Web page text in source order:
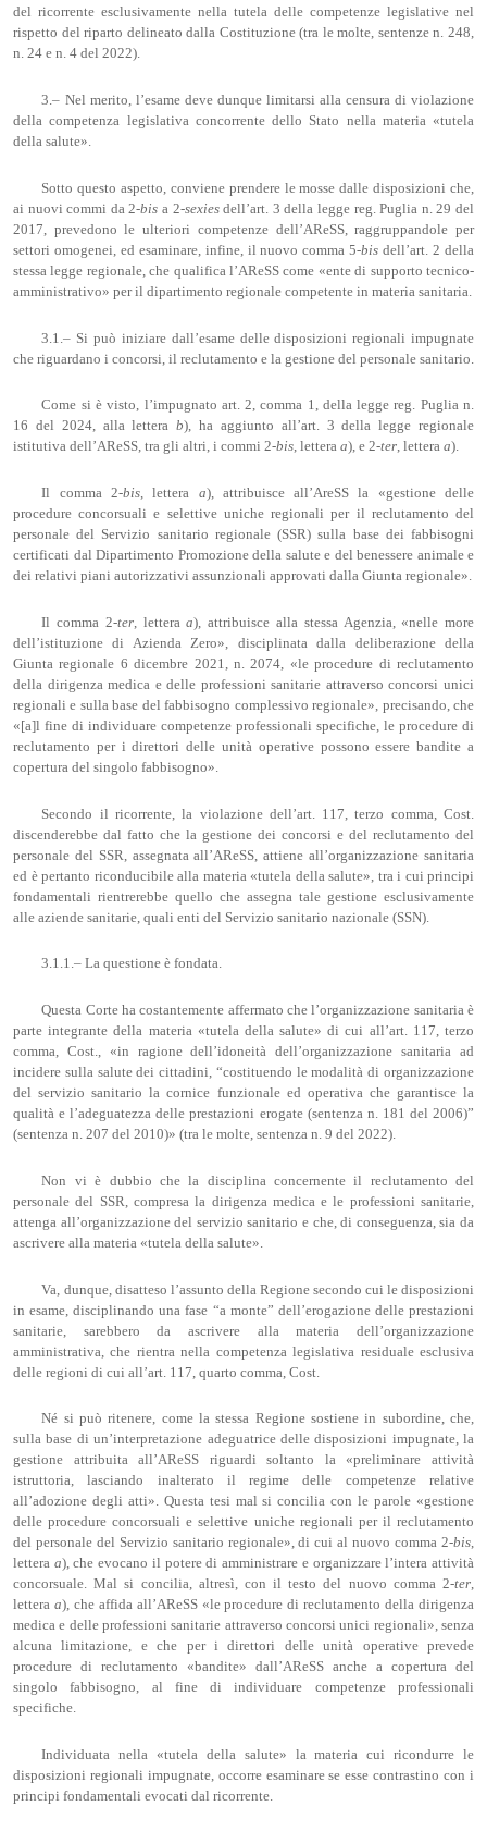
del ricorrente esclusivamente nella tutela delle competenze legislative nel
rispetto del riparto delineato dalla Costituzione (tra le molte, sentenze n. 248,
n. 24 e n. 4 del 2022).
3.– Nel merito, l’esame deve dunque limitarsi alla censura di violazione
della competenza legislativa concorrente dello Stato nella materia «tutela
della salute».
Sotto questo aspetto, conviene prendere le mosse dalle disposizioni che,
ai nuovi commi da 2-bisa 2-sexiesdell’art. 3 della legge reg. Puglia n. 29 del
2017, prevedono le ulteriori competenze dell’AReSS, raggruppandole per
settori omogenei, ed esaminare, infine, il nuovo comma 5-bisdell’art. 2 della
stessa legge regionale, che qualifica l’AReSS come «ente di supporto tecnico-
amministrativo» per il dipartimento regionale competente in materia sanitaria.
3.1.– Si può iniziare dall’esame delle disposizioni regionali impugnate
che riguardano i concorsi, il reclutamento e la gestione del personale sanitario.
Come si è visto, l’impugnato art. 2, comma 1, della legge reg. Puglia n.
16 del 2024, alla letterab), ha aggiunto all’art. 3 della legge regionale
istitutiva dell’AReSS, tra gli altri, i commi 2-bis, lettera a), e 2-ter, lettera a).
Il comma 2-bis, lettera a), attribuisce all’AreSS la «gestione delle
procedure concorsuali e selettive uniche regionali per il reclutamento del
personale del Servizio sanitario regionale (SSR) sulla base dei fabbisogni
certificati dal Dipartimento Promozione della salute e del benessere animale e
dei relativi piani autorizzativi assunzionali approvati dalla Giunta regionale».
Il comma 2-ter, letteraa), attribuisce alla stessa Agenzia, «nelle more
dell’istituzione di Azienda Zero», disciplinata dalla deliberazione della
Giunta regionale 6 dicembre 2021, n. 2074, «le procedure di reclutamento
della dirigenza medica e delle professioni sanitarie attraverso concorsi unici
regionali e sulla base del fabbisogno complessivo regionale», precisando, che
«[a]l fine di individuare competenze professionali specifiche, le procedure di
reclutamento per i direttori delle unità operative possono essere bandite a
copertura del singolo fabbisogno».
Secondo il ricorrente, la violazione dell’art. 117, terzo comma, Cost.
discenderebbe dal fatto che la gestione dei concorsi e del reclutamento del
personale del SSR, assegnata all’AReSS, attiene all’organizzazione sanitaria
ed è pertanto riconducibile alla materia «tutela della salute», tra i cui principi
fondamentali rientrerebbe quello che assegna tale gestione esclusivamente
alle aziende sanitarie, quali enti del Servizio sanitario nazionale (SSN).
3.1.1.– La questione è fondata.
Questa Corte ha costantemente affermato che l’organizzazione sanitaria è
parte integrante della materia «tutela della salute» di cui all’art. 117, terzo
comma, Cost., «in ragione dell’idoneità dell’organizzazione sanitaria ad
incidere sulla salute dei cittadini, “costituendo le modalità di organizzazione
del servizio sanitario la cornice funzionale ed operativa che garantisce la
qualità e l’adeguatezza delle prestazioni erogate (sentenza n. 181 del 2006)”
(sentenza n. 207 del 2010)» (tra le molte, sentenza n. 9 del 2022).
Non vi è dubbio che la disciplina concernente il reclutamento del
personale del SSR, compresa la dirigenza medica e le professioni sanitarie,
attenga all’organizzazione del servizio sanitario e che, di conseguenza, sia da
ascrivere alla materia «tutela della salute».
Va, dunque, disatteso l’assunto della Regione secondo cui le disposizioni
in esame, disciplinando una fase “a monte” dell’erogazione delle prestazioni
sanitarie, sarebbero da ascrivere alla materia dell’organizzazione
amministrativa, che rientra nella competenza legislativa residuale esclusiva
delle regioni di cui all’art. 117, quarto comma, Cost.
Né si può ritenere, come la stessa Regione sostiene in subordine, che,
sulla base di un’interpretazione adeguatrice delle disposizioni impugnate, la
gestione attribuita all’AReSS riguardi soltanto la «preliminare attività
istruttoria, lasciando inalterato il regime delle competenze relative
all’adozione degli atti». Questa tesi mal si concilia con le parole «gestione
delle procedure concorsuali e selettive uniche regionali per il reclutamento
del personale del Servizio sanitario regionale», di cui al nuovo comma 2-bis,
lettera a), che evocano il potere di amministrare e organizzare l’intera attività
concorsuale. Mal si concilia, altresì, con il testo del nuovo comma 2-ter,
lettera a), che affida all’AReSS «le procedure di reclutamento della dirigenza
medica e delle professioni sanitarie attraverso concorsi unici regionali», senza
alcuna limitazione, e che per i direttori delle unità operative prevede
procedure di reclutamento «bandite» dall’AReSS anche a copertura del
singolo fabbisogno, al fine di individuare competenze professionali
specifiche.
Individuata nella «tutela della salute» la materia cui ricondurre le
disposizioni regionali impugnate, occorre esaminare se esse contrastino con i
principi fondamentali evocati dal ricorrente.